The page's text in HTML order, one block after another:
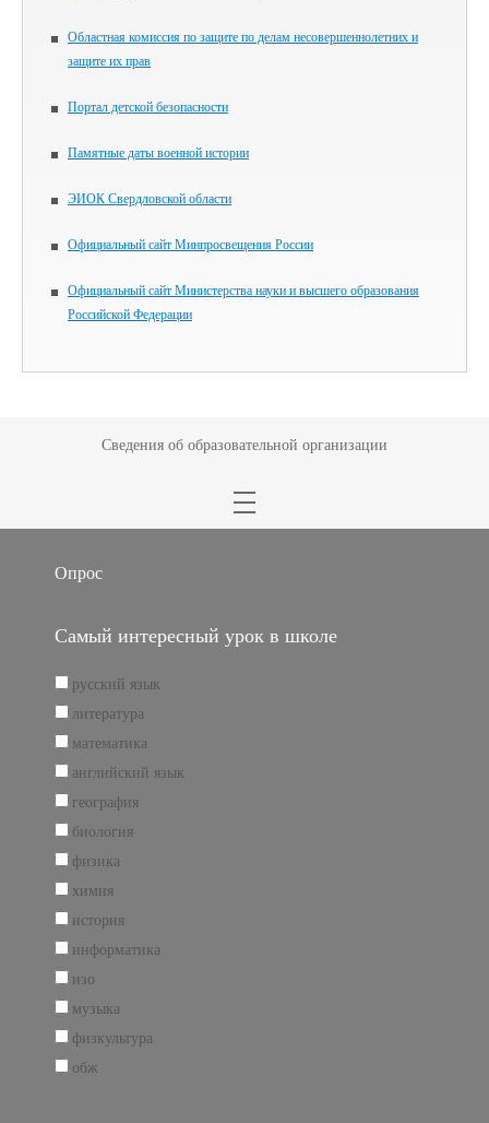
Областная комиссия по защите по делам несовершеннолетних и
защите их прав
Портал детской безопасности
Памятные даты военной истории
ЭИОК Свердловской области
Официальный сайт Минпросвещения России
Официальный сайт Министерства науки и высшего образования
Российской Федерации
Сведения об образовательной организации
Опрос
Самый интересный урок в школе
русский язык
литература
математика
английский язык
география
биология
физика
химия
история
информатика
изо
музыка
физкультура
обж